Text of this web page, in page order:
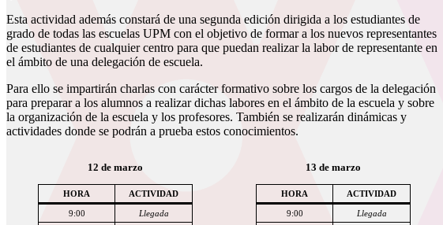
Esta actividad además constará de una segunda edición dirigida a los estudiantes de
grado de todas las escuelas UPM con el objetivo de formar a los nuevos representantes
de estudiantes de cualquier centro para que puedan realizar la labor de representante en
el ámbito de una delegación de escuela.
Para ello se impartirán charlas con carácter formativo sobre los cargos de la delegación
para preparar a los alumnos a realizar dichas labores en el ámbito de la escuela y sobre
la organización de la escuela y los profesores. También se realizarán dinámicas y
actividades donde se podrán a prueba estos conocimientos.
12 de marzo
HORA ACTIVIDAD
9:00 Llegada
13 de marzo
HORA ACTIVIDAD
9:00 Llegada